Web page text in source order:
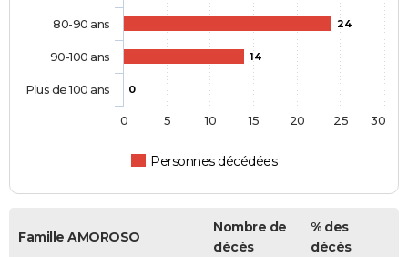
24
14
0
Personnes décédées
80-90 ans
90-100 ans
Plus de 100 ans
0 5 10 15 20 25 30
Famille AMOROSO
Nombre de
décès
% des
décès